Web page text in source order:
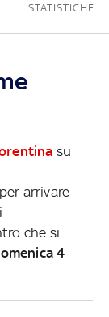
STATISTICHE
su
arrivare
che si
4